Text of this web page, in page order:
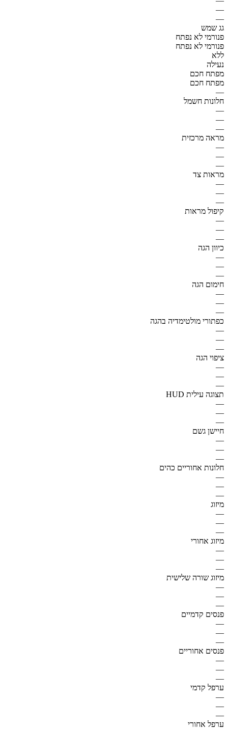
—
—
גג שמש
פנורמי לא נפתח
פנורמי לא נפתח
ללא
נעילה
מפתח חכם
מפתח חכם
—
חלונות חשמל
—
—
—
מראה מרכזית
—
—
—
מראות צד
—
—
—
קיפול מראות
—
—
—
כיוון הגה
—
—
—
חימום הגה
—
—
—
כפתורי מולטימדיה בהגה
—
—
—
ציפוי הגה
—
—
—
תצוגה עילית HUD
—
—
—
חיישן גשם
—
—
—
חלונות אחוריים כהים
—
—
—
מיזוג
—
—
—
מיזוג אחורי
—
—
—
מיזוג שורה שלישית
—
—
—
פנסים קדמיים
—
—
—
פנסים אחוריים
—
—
—
ערפל קדמי
—
—
—
ערפל אחורי